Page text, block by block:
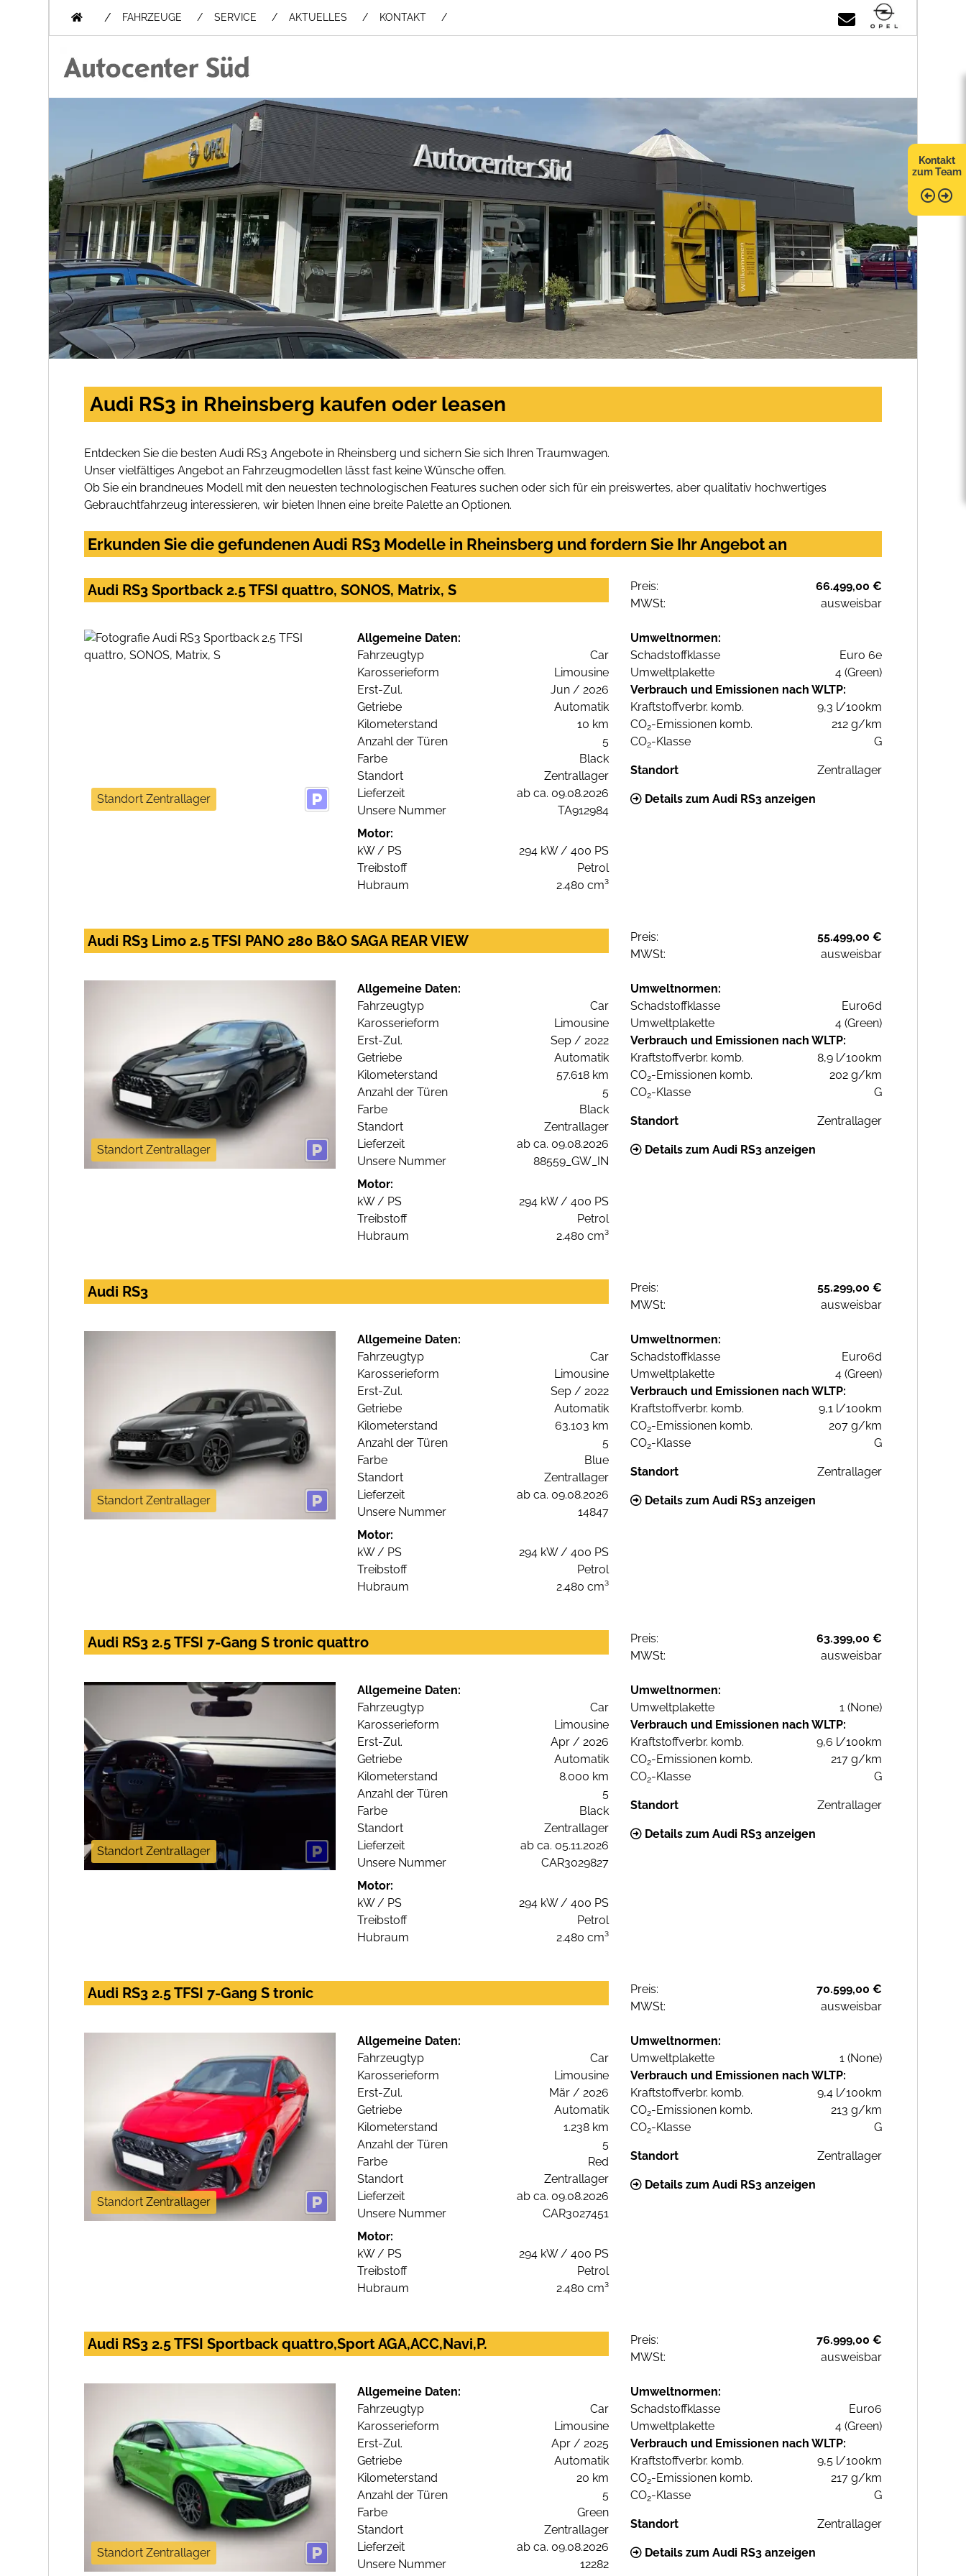
/ FAHRZEUGE SERVICE AKTUELLES KONTAKT
Kontakt
zum Team
Audi RS3 in Rheinsberg kaufen oder leasen
Entdecken Sie die besten Audi RS3 Angebote in Rheinsberg und sichern Sie sich Ihren Traumwagen.
Unser vielfältiges Angebot an Fahrzeugmodellen lässt fast keine Wünsche offen.
Ob Sie ein brandneues Modell mit den neuesten technologischen Features suchen oder sich für ein preiswertes, aber qualitativ hochwertiges
Gebrauchtfahrzeug interessieren, wir bieten Ihnen eine breite Palette an Optionen.
Erkunden Sie die gefundenen Audi RS3 Modelle in Rheinsberg und fordern Sie Ihr Angebot an
Audi RS3 Sportback 2.5 TFSI quattro, SONOS, Matrix, S Preis:
66.499,00 €
MWSt:
ausweisbar
Standort Zentrallager
Allgemeine Daten:
Fahrzeugtyp
Car
Karosserieform
Limousine
Erst-Zul.
Jun / 2026
Getriebe
Automatik
Kilometerstand
10 km
Anzahl der Türen
5
Farbe
Black
Standort
Zentrallager
Lieferzeit
ab ca. 09.08.2026
Unsere Nummer
TA912984
Motor:
kW / PS
294 kW / 400 PS
Treibstoff
Petrol
Hubraum
2.480 cm³
Umweltnormen:
Schadstoffklasse
Euro 6e
Umweltplakette
4 (Green)
Verbrauch und Emissionen nach WLTP:
Kraftstoffverbr. komb.
9,3 l/100km
CO2-Emissionen komb.
212 g/km
CO2-Klasse G
Standort Zentrallager
Details zum Audi RS3 anzeigen
Audi RS3 Limo 2.5 TFSI PANO 280 B&O SAGA REAR VIEW Preis:
55.499,00 €
MWSt:
ausweisbar
Standort Zentrallager
Allgemeine Daten:
Fahrzeugtyp
Car
Karosserieform
Limousine
Erst-Zul.
Sep / 2022
Getriebe
Automatik
Kilometerstand
57.618 km
Anzahl der Türen
5
Farbe
Black
Standort
Zentrallager
Lieferzeit
ab ca. 09.08.2026
Unsere Nummer
88559_GW_IN
Motor:
kW / PS
294 kW / 400 PS
Treibstoff
Petrol
Hubraum
2.480 cm³
Umweltnormen:
Schadstoffklasse
Euro6d
Umweltplakette
4 (Green)
Verbrauch und Emissionen nach WLTP:
Kraftstoffverbr. komb.
8,9 l/100km
CO2-Emissionen komb.
202 g/km
CO2-Klasse G
Standort Zentrallager
Details zum Audi RS3 anzeigen
Audi RS3 Preis:
55.299,00 €
MWSt:
ausweisbar
Standort Zentrallager
Allgemeine Daten:
Fahrzeugtyp
Car
Karosserieform
Limousine
Erst-Zul.
Sep / 2022
Getriebe
Automatik
Kilometerstand
63.103 km
Anzahl der Türen
5
Farbe
Blue
Standort
Zentrallager
Lieferzeit
ab ca. 09.08.2026
Unsere Nummer
14847
Motor:
kW / PS
294 kW / 400 PS
Treibstoff
Petrol
Hubraum
2.480 cm³
Umweltnormen:
Schadstoffklasse
Euro6d
Umweltplakette
4 (Green)
Verbrauch und Emissionen nach WLTP:
Kraftstoffverbr. komb.
9,1 l/100km
CO2-Emissionen komb.
207 g/km
CO2-Klasse G
Standort Zentrallager
Details zum Audi RS3 anzeigen
Audi RS3 2.5 TFSI 7-Gang S tronic quattro Preis:
63.399,00 €
MWSt:
ausweisbar
Standort Zentrallager
Allgemeine Daten:
Fahrzeugtyp
Car
Karosserieform
Limousine
Erst-Zul.
Apr / 2026
Getriebe
Automatik
Kilometerstand
8.000 km
Anzahl der Türen
5
Farbe
Black
Standort
Zentrallager
Lieferzeit
ab ca. 05.11.2026
Unsere Nummer
CAR3029827
Motor:
kW / PS
294 kW / 400 PS
Treibstoff
Petrol
Hubraum
2.480 cm³
Umweltnormen:
Umweltplakette
1 (None)
Verbrauch und Emissionen nach WLTP:
Kraftstoffverbr. komb.
9,6 l/100km
CO2-Emissionen komb.
217 g/km
CO2-Klasse G
Standort Zentrallager
Details zum Audi RS3 anzeigen
Audi RS3 2.5 TFSI 7-Gang S tronic Preis:
70.599,00 €
MWSt:
ausweisbar
Standort Zentrallager
Allgemeine Daten:
Fahrzeugtyp
Car
Karosserieform
Limousine
Erst-Zul.
Mär / 2026
Getriebe
Automatik
Kilometerstand
1.238 km
Anzahl der Türen
5
Farbe
Red
Standort
Zentrallager
Lieferzeit
ab ca. 09.08.2026
Unsere Nummer
CAR3027451
Motor:
kW / PS
294 kW / 400 PS
Treibstoff
Petrol
Hubraum
2.480 cm³
Umweltnormen:
Umweltplakette
1 (None)
Verbrauch und Emissionen nach WLTP:
Kraftstoffverbr. komb.
9,4 l/100km
CO2-Emissionen komb.
213 g/km
CO2-Klasse G
Standort Zentrallager
Details zum Audi RS3 anzeigen
Audi RS3 2.5 TFSI Sportback quattro,Sport AGA,ACC,Navi,P. Preis:
76.999,00 €
MWSt:
ausweisbar
Standort Zentrallager
Allgemeine Daten:
Fahrzeugtyp
Car
Karosserieform
Limousine
Erst-Zul.
Apr / 2025
Getriebe
Automatik
Kilometerstand
20 km
Anzahl der Türen
5
Farbe
Green
Standort
Zentrallager
Lieferzeit
ab ca. 09.08.2026
Unsere Nummer
12282
Umweltnormen:
Schadstoffklasse
Euro6
Umweltplakette
4 (Green)
Verbrauch und Emissionen nach WLTP:
Kraftstoffverbr. komb.
9,5 l/100km
CO2-Emissionen komb.
217 g/km
CO2-Klasse G
Standort Zentrallager
Details zum Audi RS3 anzeigen